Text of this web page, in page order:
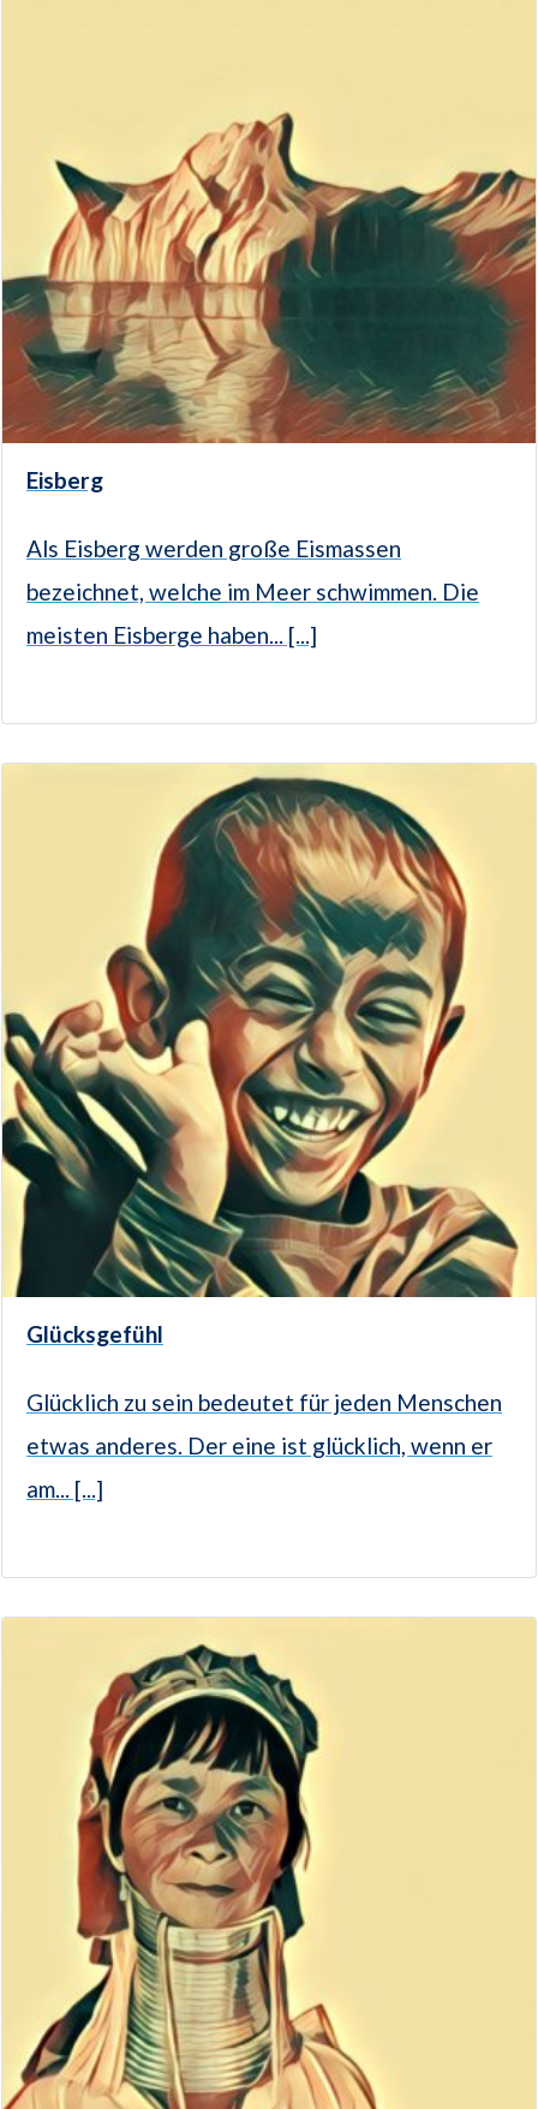
Eisberg
Als Eisberg werden große Eismassen
bezeichnet, welche im Meer schwimmen. Die
meisten Eisberge haben... [...]
Glücksgefühl
Glücklich zu sein bedeutet für jeden Menschen
etwas anderes. Der eine ist glücklich, wenn er
am... [...]